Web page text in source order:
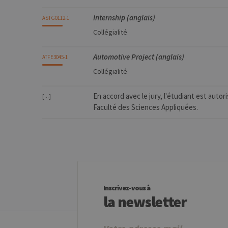
ASTG0112-1 Internship (anglais)
Collégialité
ATFE3045-1 Automotive Project (anglais)
Collégialité
[...]
En accord avec le jury, l'étudiant est
Faculté des Sciences Appliquées.
Inscrivez-vous à
la newsletter
Nom
Provider /